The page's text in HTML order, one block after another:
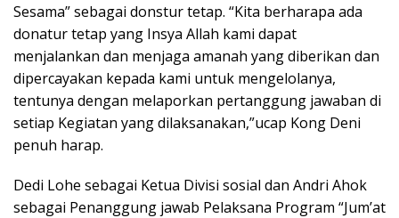
Sesama” sebagai donstur tetap. “Kita berharapa ada
donatur tetap yang Insya Allah kami dapat
menjalankan dan menjaga amanah yang diberikan dan
dipercayakan kepada kami untuk mengelolanya,
tentunya dengan melaporkan pertanggung jawaban di
setiap Kegiatan yang dilaksanakan,”ucap Kong Deni
penuh harap.
Dedi Lohe sebagai Ketua Divisi sosial dan Andri Ahok
sebagai Penanggung jawab Pelaksana Program “Jum’at